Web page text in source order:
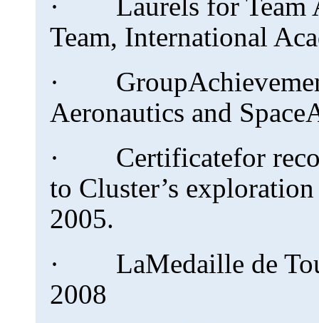
Team, International
· GroupAchievement
Aeronautics and
· Certificatefor
to Cluster’s
2005.
· LaMedaille de
2008